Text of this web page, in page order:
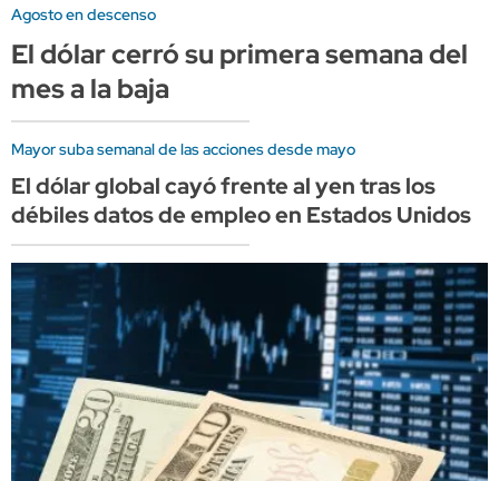
Agosto en descenso
El dólar cerró su primera semana del
mes a la baja
Mayor suba semanal de las acciones desde mayo
El dólar global cayó frente al yen tras los
débiles datos de empleo en Estados Unidos